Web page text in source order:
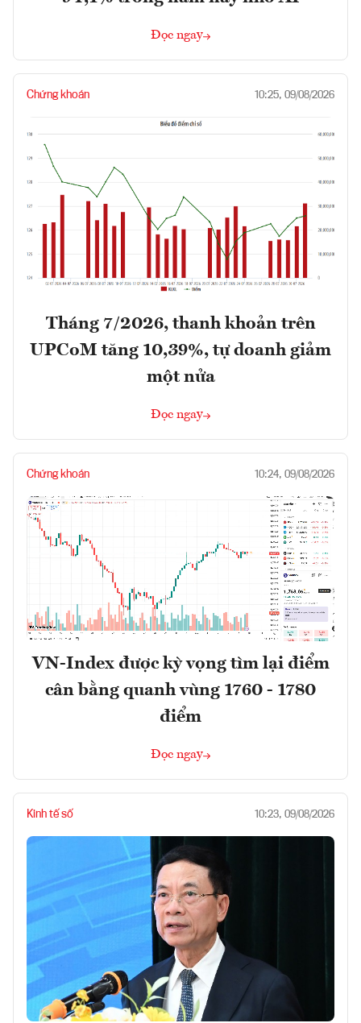
Đọc ngay
Chứng khoán 10:25, 09/08/2026
Tháng 7/2026, thanh khoản trên
UPCoM tăng 10,39%, tự doanh giảm
một nửa
Đọc ngay
Chứng khoán 10:24, 09/08/2026
VN-Index được kỳ vọng tìm lại điểm
cân bằng quanh vùng 1760 - 1780
điểm
Đọc ngay
Kinh tế số 10:23, 09/08/2026